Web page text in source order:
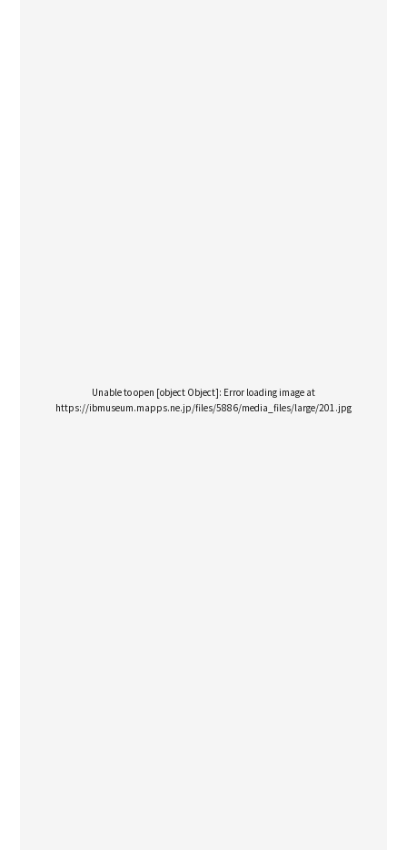
Unable to open [object Object]: Error loading image at
https://ibmuseum.mapps.ne.jp/files/5886/media_files/large/201.jpg